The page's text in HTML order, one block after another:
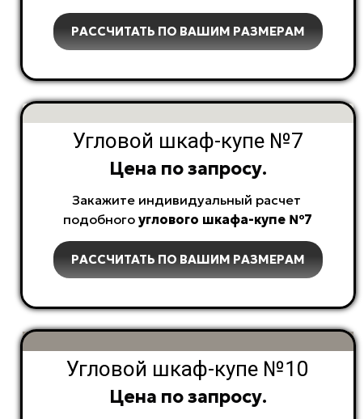
РАССЧИТАТЬ ПО ВАШИМ РАЗМЕРАМ
Угловой шкаф-купе №7
Цена по запросу.
Закажите индивидуальный расчет
подобногоуглового шкафа-купе №7
РАССЧИТАТЬ ПО ВАШИМ РАЗМЕРАМ
Угловой шкаф-купе №10
Цена по запросу.